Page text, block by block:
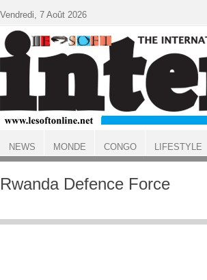
ACCUEIL
Rwanda Defence Force
Vendredi, 7 Août 2026
NEWS MONDE CONGO LIFESTYLE